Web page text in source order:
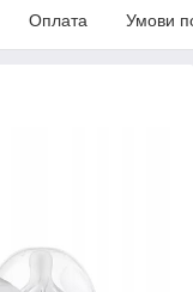
Оплата Умови